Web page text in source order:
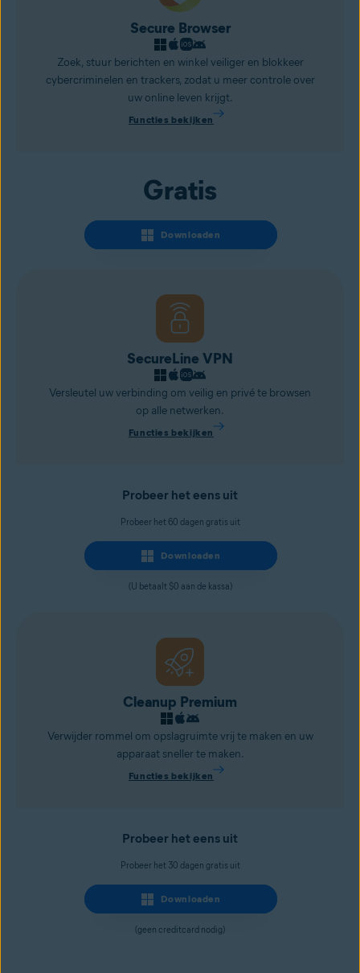
Secure Browser
Zoek, stuur berichten en winkel veiliger en blokkeer
cybercriminelen en trackers, zodat u meer controle over
uw online leven krijgt.
Functies bekijken
Gratis
Downloaden
SecureLine VPN
Versleutel uw verbinding om veilig en privé te browsen
op alle netwerken.
Functies bekijken
Probeer het eens uit
Probeer het 60 dagen gratis uit
Downloaden
(U betaalt $0 aan de kassa)
Cleanup Premium
Verwijder rommel om opslagruimte vrij te maken en uw
apparaat sneller te maken.
Functies bekijken
Probeer het eens uit
Probeer het 30 dagen gratis uit
Downloaden
(geen creditcard nodig)